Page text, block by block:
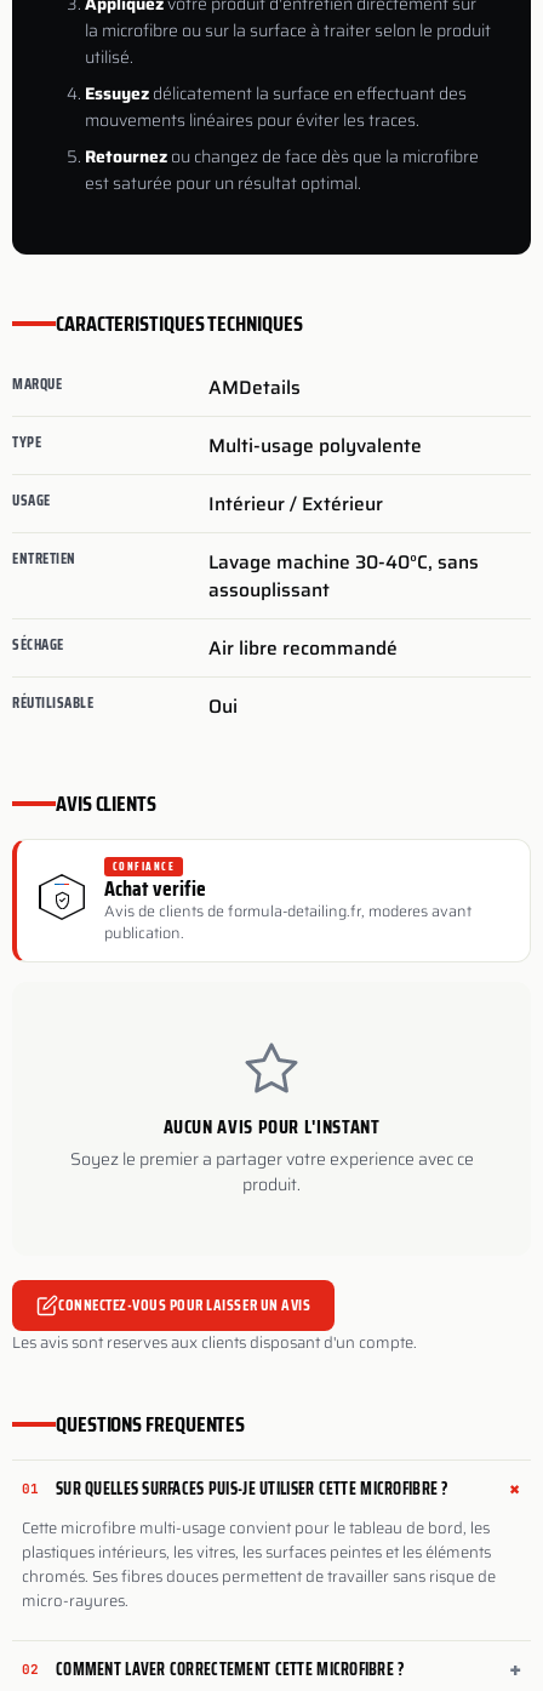
la microfibre ou sur la surface à traiter selon le produit
utilisé.
Essuyezdélicatement la surface en effectuant des
mouvements linéaires pour éviter les traces.
Retournezou changez de face dès que la microfibre
est saturée pour un résultat optimal.
CARACTERISTIQUES TECHNIQUES
MARQUE AMDetails
TYPE Multi-usage polyvalente
USAGE Intérieur / Extérieur
ENTRETIEN
Lavage machine 30-40°C, sans
assouplissant
SÉCHAGE Air libre recommandé
RÉUTILISABLE Oui
AVIS CLIENTS
CONFIANCE
Achat verifie
Avis de clients de formula-detailing.fr, moderes avant
publication.
AUCUN AVIS POUR L'INSTANT
Soyez le premier a partager votre experience avec ce
produit.
CONNECTEZ-VOUS POUR LAISSER UN AVIS
Les avis sont reserves aux clients disposant d'un compte.
QUESTIONS FREQUENTES
01 SUR QUELLES SURFACES PUIS-JE UTILISER CETTE MICROFIBRE ? +
Cette microfibre multi-usage convient pour le tableau de bord, les
plastiques intérieurs, les vitres, les surfaces peintes et les éléments
chromés. Ses fibres douces permettent de travailler sans risque de
micro-rayures.
02 COMMENT LAVER CORRECTEMENT CETTE MICROFIBRE ? +